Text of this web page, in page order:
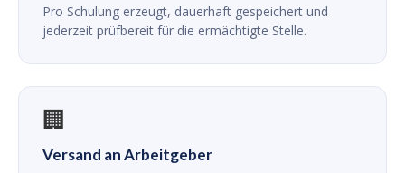
Pro Schulung erzeugt, dauerhaft gespeichert und
jederzeit prüfbereit für die ermächtigte Stelle.
🏢
Versand an Arbeitgeber